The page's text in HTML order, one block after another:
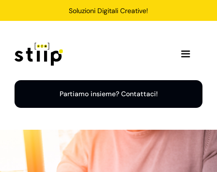
Soluzioni Digitali Creative!
Toggle
Home
Soluzioni
Partiamo insieme? Contattaci!